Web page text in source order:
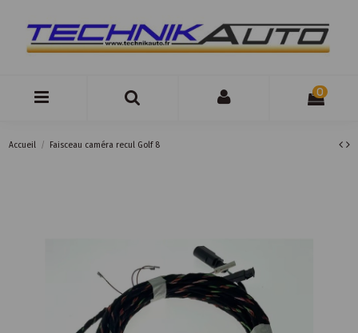
0
Accueil Faisceau caméra recul Golf 8